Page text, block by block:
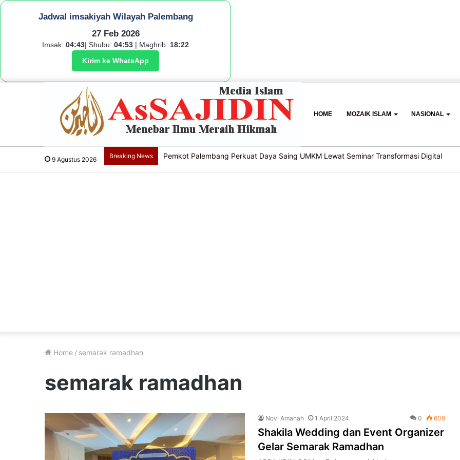
Jadwal imsakiyah Wilayah Palembang
27 Feb 2026
Imsak: 04:43| Shubu: 04:53 | Maghrib: 18:22
Kirim ke WhatsApp
HOME MOZAIK ISLAM NASIONAL
9 Agustus 2026 Breaking News Pemkot Palembang Perkuat Daya Saing UMKM Lewat Seminar Transformasi Digital
Home / semarak ramadhan
semarak ramadhan
Novi Amanah 1 April 2024 0 609
Shakila Wedding dan Event Organizer
Gelar Semarak Ramadhan